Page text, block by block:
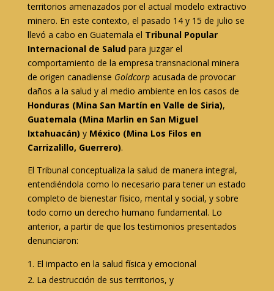
territorios amenazados por el actual modelo extractivo
minero. En este contexto, el pasado 14 y 15 de julio se
llevó a cabo en Guatemala el Tribunal Popular
Internacional de Salud para juzgar el
comportamiento de la empresa transnacional minera
de origen canadiense Goldcorpacusada de provocar
daños a la salud y al medio ambiente en los casos de
Honduras (Mina San Martín en Valle de Siria),
Guatemala (Mina Marlin en San Miguel
Ixtahuacán) y México (Mina Los Filos en
Carrizalillo, Guerrero).
El Tribunal conceptualiza la salud de manera integral,
entendiéndola como lo necesario para tener un estado
completo de bienestar físico, mental y social, y sobre
todo como un derecho humano fundamental. Lo
anterior, a partir de que los testimonios presentados
denunciaron:
El impacto en la salud física y emocional
La destrucción de sus territorios, y